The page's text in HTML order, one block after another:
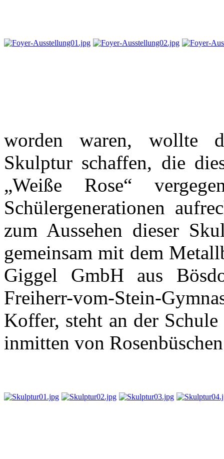
worden waren, wollte
Skulptur schaffen, die
„Weiße Rose“
Schülergenerationen
zum Aussehen dieser
gemeinsam mit dem
Giggel GmbH aus
Freiherr-vom-Stein-
Koffer, steht an der
inmitten von